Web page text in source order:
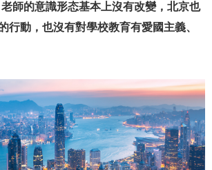
師的意識形态基本上沒有改變，北京也
行動，也沒有對學校教育有愛國主義、